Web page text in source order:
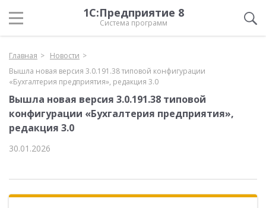
1С:Предприятие 8
Система программ
Главная
Новости
Вышла новая версия 3.0.191.38 типовой конфигурации
«Бухгалтерия предприятия», редакция 3.0
Вышла новая версия 3.0.191.38 типовой
конфигурации «Бухгалтерия предприятия»,
редакция 3.0
30.01.2026